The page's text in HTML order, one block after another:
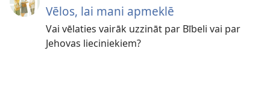
Vēlos, lai mani apmeklē
Vai vēlaties vairāk uzzināt par Bībeli vai par
Jehovas lieciniekiem?